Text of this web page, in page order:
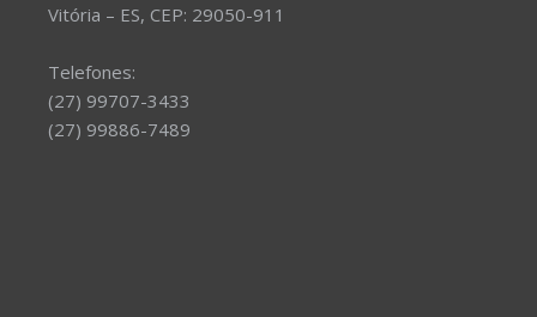
Vitória – ES, CEP: 29050-911
Telefones:
(27) 99707-3433
(27) 99886-7489